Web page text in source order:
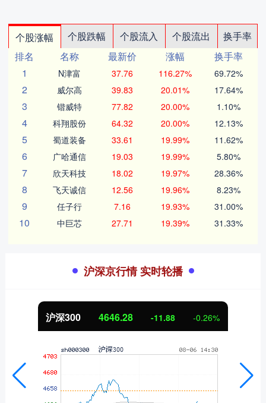
个股涨幅 个股跌幅 个股流入 个股流出
换手率
排名
名称 最新价 涨幅
换手率
1
N津富 37.76 116.27% 69.72%
2 威尔高 39.83 20.01% 17.64%
3 锴威特 77.82 20.00% 1.10%
4 科翔股份 64.32 20.00% 12.13%
5 蜀道装备 33.61 19.99% 11.62%
6 广哈通信 19.03 19.99% 5.80%
7 欣天科技 18.02 19.97% 28.36%
8 飞天诚信 12.56 19.96% 8.23%
9 任子行 7.16 19.93% 31.00%
10 中巨芯 27.71 19.39% 31.33%
沪深京行情 实时轮播
沪深300 4646.28 -11.88 -0.26%